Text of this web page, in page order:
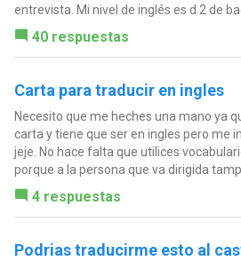
entrevista. Mi nivel de inglés es d 2 de
40 respuestas
Carta para traducir en ingles
Necesito que me heches una mano ya
carta y tiene que ser en ingles pero me
jeje. No hace falta que utilices
porque a la persona que va dirigida
4 respuestas
Podrias traducirme esto al